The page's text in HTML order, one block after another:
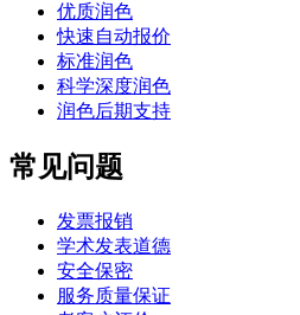
优质润色
快速自动报价
标准润色
科学深度润色
润色后期支持
常见问题
发票报销
学术发表道德
安全保密
服务质量保证